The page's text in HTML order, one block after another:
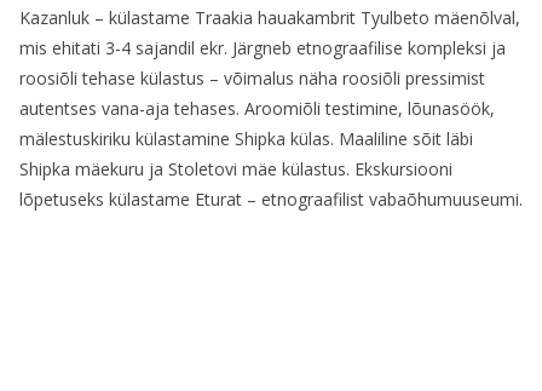
Kazanluk – külastame Traakia hauakambrit Tyulbeto mäenõlval,
mis ehitati 3-4 sajandil ekr. Järgneb etnograafilise kompleksi ja
roosiõli tehase külastus – võimalus näha roosiõli pressimist
autentses vana-aja tehases. Aroomiõli testimine, lõunasöök,
mälestuskiriku külastamine Shipka külas. Maaliline sõit läbi
Shipka mäekuru ja Stoletovi mäe külastus. Ekskursiooni
lõpetuseks külastame Eturat – etnograafilist vabaõhumuuseumi.